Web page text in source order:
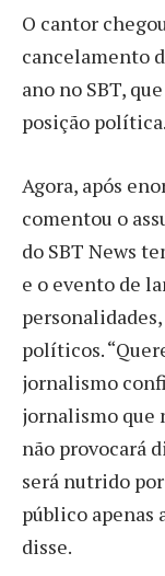
O cantor
cancelamento
ano no SBT,
posição política.
Agora, após
comentou o
do SBT News
e o evento de
políticos.
jornalismo
jornalismo que
não provocará
será nutrido
público apenas
disse.